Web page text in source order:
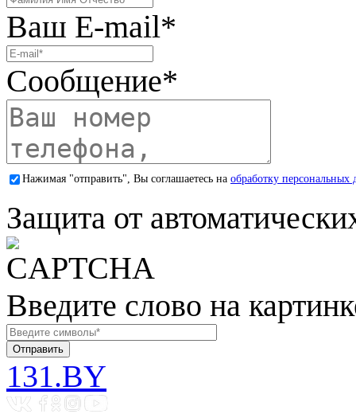
Ваш E-mail*
Сообщение*
Нажимая "отправить", Вы соглашаетесь на обработку персональных
Защита от
Введите слово на
131.BY